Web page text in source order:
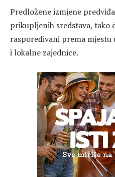
Predložene izmjene
prikupljenih sredstava, tako
raspoređivani prema
i lokalne zajednice.